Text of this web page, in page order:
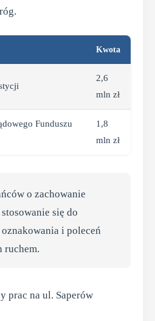
Kwota
2,6
mln zł
Funduszu
1,8
mln zł
o zachowanie
się do
i poleceń
ruchem.
prac na ul. Saperów